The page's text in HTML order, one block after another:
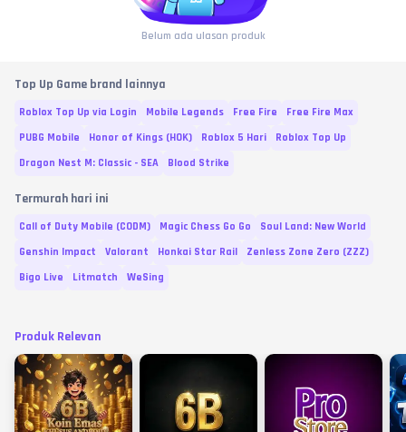
Belum ada ulasan produk
Top Up Game brand lainnya
Roblox Top Up via Login Mobile Legends Free Fire
Free Fire Max
PUBG Mobile
Honor of Kings (HOK) Roblox 5 Hari
Roblox Top Up
Dragon Nest M: Classic - SEA
Blood Strike
Termurah hari ini
Call of Duty Mobile (CODM) Magic Chess Go Go
Soul Land: New World
Genshin Impact
Valorant Honkai Star Rail
Zenless Zone Zero (ZZZ)
Bigo Live
Litmatch WeSing
Produk Relevan